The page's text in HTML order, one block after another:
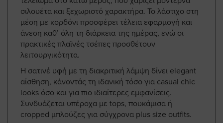
σιλουέτα και ξεχωριστό χαρακτήρα. Το λάστιχο στη
μέση με κορδόνι προσφέρει τέλεια εφαρμογή και
άνεση καθ’ όλη τη διάρκεια της ημέρας, ενώ οι
πρακτικές πλαϊνές τσέπες προσθέτουν
λειτουργικότητα.
Η σατινέ υφή με τη διακριτική λάμψη δίνει elegant
αίσθηση, κάνοντάς τη ιδανική τόσο για casual chic
looks όσο και για πιο ιδιαίτερες εμφανίσεις.
Συνδυάζεται υπέροχα με tops, πουκάμισα ή
cropped μπλούζες για σύγχρονα plus size outfits.